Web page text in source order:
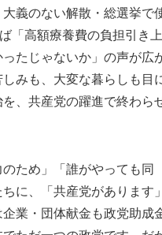
義のない解散・総選挙で
「高額療養費の負担引き上
たじゃないか」の声が広
みも、大変な暮らしも目
、共産党の躍進で終わら
ため」「誰がやっても同
に、「共産党があります」
業・団体献金も政党助成